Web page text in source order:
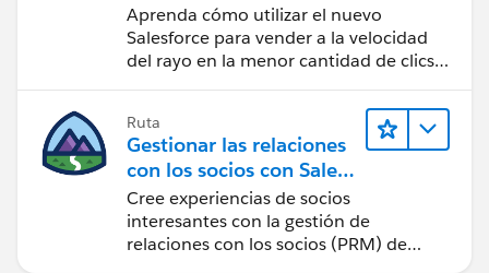
Aprenda cómo utilizar el nuevo
Salesforce para vender a la velocidad
del rayo en la menor cantidad de clics
Ruta
Gestionar las relaciones
con los socios con Sales
Cloud PRM
Cree experiencias de socios
interesantes con la gestión de
relaciones con los socios (PRM) de